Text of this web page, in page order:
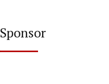
Sponsor